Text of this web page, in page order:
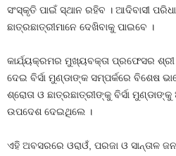
ସଂସ୍କୃତି ପାଇଁ ସ୍ଥାନ ରହିବ । ଆଦିବାସୀ
ଛାତ୍ରଛାତ୍ରୀମାନେ ଦେଖିବାକୁ ପାଇବେ ।
କାର୍ଯ୍ୟକ୍ରମର ମୁଖ୍ୟବକ୍ତା ପ୍ରଫେସର
ଦେଇ ବିର୍ସା ମୁଣ୍ଡାଙ୍କ ସମ୍ପର୍କରେ ବିଶେଷ
ଶ୍ରୋତା ଓ ଛାତ୍ରଛାତ୍ରୀଙ୍କୁ ବିର୍ସା
ଉପଦେଶ ଦେଇଥିଲେ ।
ଏହି ଅବସରରେ ଓରାଓଁ, ପରଜା ଓ ସାନ୍ତାଳ